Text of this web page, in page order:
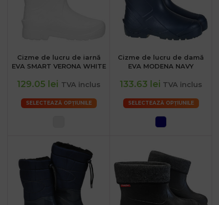
Cizme de lucru de iarnă
EVA SMART VERONA WHITE
129.05 lei TVA inclus
SELECTEAZĂ OPȚIUNILE
Cizme de lucru de damă
EVA MODENA NAVY
133.63 lei TVA inclus
SELECTEAZĂ OPȚIUNILE